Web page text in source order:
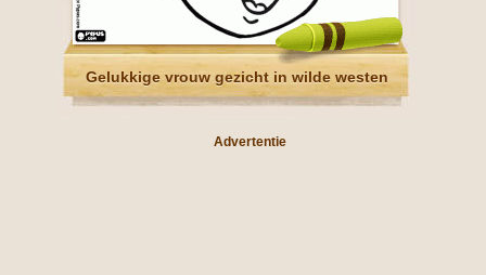
Gelukkige vrouw gezicht in wilde westen
Advertentie